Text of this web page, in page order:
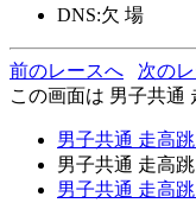
DNS:欠 場
前のレースへ 次の
この画面は 男子共通
男子共通 走高
男子共通 走高
男子共通 走高